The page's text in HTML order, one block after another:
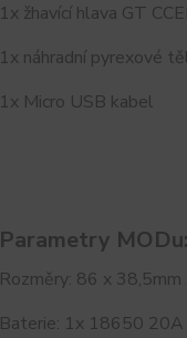
1x žhavící hlava GT
1x náhradní pyrexové
1x Micro USB kabel
Parametry MODu:
Rozměry: 86 x
Baterie: 1x 18650